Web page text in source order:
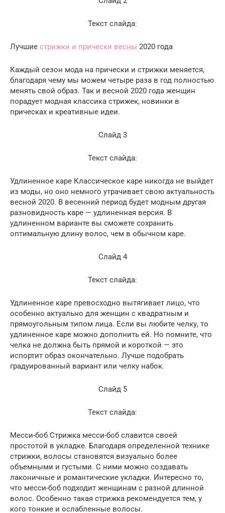
Текст слайда:
Лучшие стрижки и прически весны 2020 года
Каждый сезон мода на прически и стрижки меняется,
благодаря чему мы можем четыре раза в год полностью
менять свой образ. Так и весной 2020 года женщин
порадует модная классика стрижек, новинки в
прическах и креативные идеи.
Слайд 3
Текст слайда:
Удлиненное каре Классическое каре никогда не выйдет
из моды, но оно немного утрачивает свою актуальность
весной 2020. В весенний период будет модным другая
разновидность каре — удлиненная версия. В
удлиненном варианте вы сможете сохранить
оптимальную длину волос, чем в обычном каре.
Слайд 4
Текст слайда:
Удлиненное каре превосходно вытягивает лицо, что
особенно актуально для женщин с квадратным и
прямоугольным типом лица. Если вы любите челку, то
удлиненное каре можно дополнить ей. Но помните, что
челка не должна быть прямой и короткой — это
испортит образ окончательно. Лучше подобрать
градуированный вариант или челку набок.
Слайд 5
Текст слайда:
Месси-боб Стрижка месси-боб славится своей
простотой в укладке. Благодаря определенной технике
стрижки, волосы становятся визуально более
объемными и густыми. С ними можно создавать
лаконичные и романтические укладки. Интересно то,
что месси-боб подходит женщинам с разной длинной
волос. Особенно такая стрижка рекомендуется тем, у
кого тонкие и ослабленные волосы.